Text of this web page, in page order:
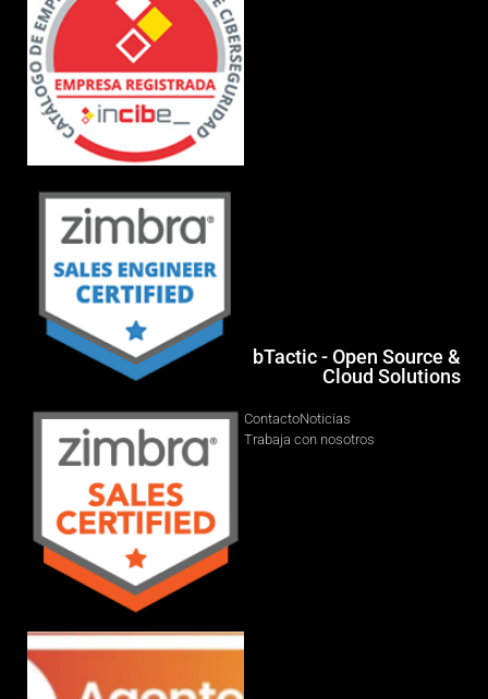
bTactic - Open Source &
Cloud Solutions
ContactoNoticias
Trabaja con nosotros